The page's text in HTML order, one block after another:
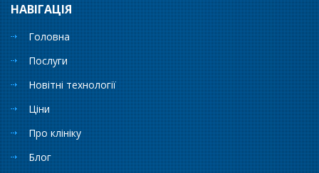
НАВІГАЦІЯ
Головна
Послуги
Новітні технології
Ціни
Про клініку
Блог